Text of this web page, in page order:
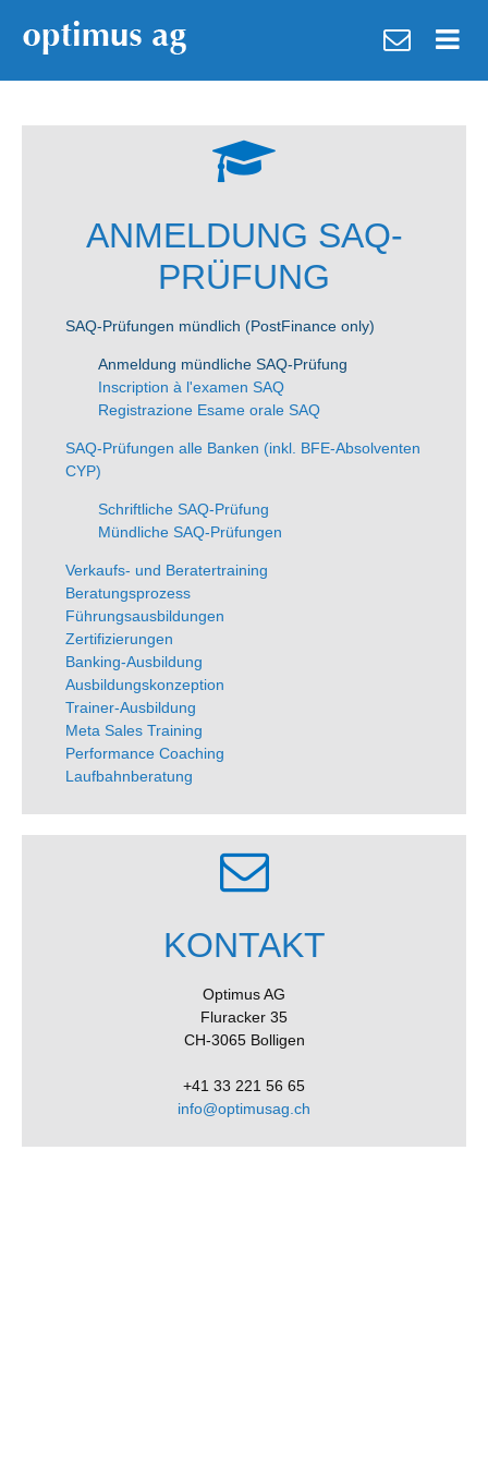
ANMELDUNG SAQ-
PRÜFUNG
SAQ-Prüfungen mündlich (PostFinance only)
Anmeldung mündliche SAQ-Prüfung
Inscription à l'examen SAQ
Registrazione Esame orale SAQ
SAQ-Prüfungen alle Banken (inkl. BFE-Absolventen
CYP)
Schriftliche SAQ-Prüfung
Mündliche SAQ-Prüfungen
Verkaufs- und Beratertraining
Beratungsprozess
Führungsausbildungen
Zertifizierungen
Banking-Ausbildung
Ausbildungskonzeption
Trainer-Ausbildung
Meta Sales Training
Performance Coaching
Laufbahnberatung
KONTAKT
Optimus AG
Fluracker 35
CH-3065 Bolligen
+41 33 221 56 65
info@optimusag.ch